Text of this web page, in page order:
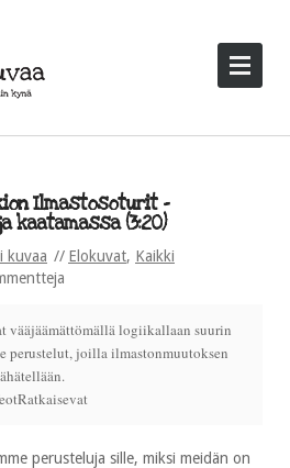
Ilmastosoturit –
kaatamassa (3:20)
kuvaa Elokuvat, Kaikki
vääjäämättömällä logiikallaan suurin
perustelut, joilla ilmastonmuutoksen
perusteluja sille, miksi meidän on